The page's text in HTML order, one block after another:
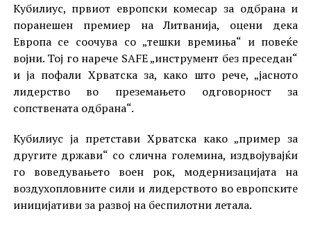
Кубилиус, првиот европски комесар за одбрана и
поранешен премиер на Литванија, оцени дека
Европа се соочува со „тешки времиња“ и повеќе
војни. Тој го нарече SAFE „инструмент без преседан“
и ја пофали Хрватска за, како што рече, „јасното
лидерство во преземањето одговорност за
сопствената одбрана“.
Кубилиус ја претстави Хрватска како „пример за
другите држави“ со слична големина, издвојувајќи
го воведувањето воен рок, модернизацијата на
воздухопловните сили и лидерството во европските
иницијативи за развој на беспилотни летала.